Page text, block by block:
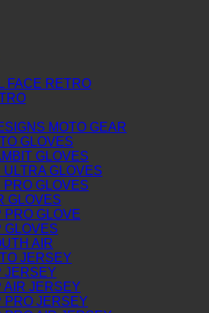
FACE RETRO
MOTO GEAR
GLOVES
GLOVES
ULTRA GLOVES
PRO GLOVES
GLOVES
PRO GLOVE
GLOVES
AIR
JERSEY
JERSEY
AIR JERSEY
PRO JERSEY